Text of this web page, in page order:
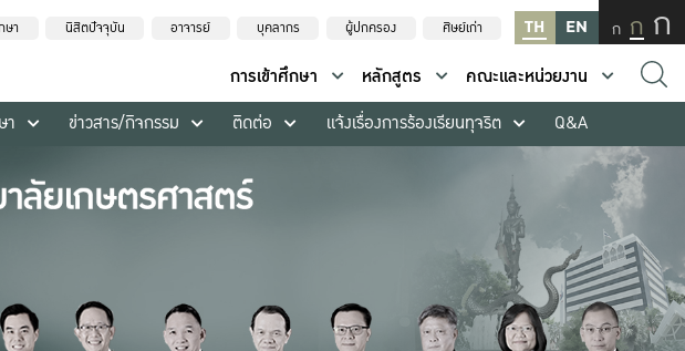
ษา นิสิตปัจจุบัน อาจารย์ บุคลากร ผู้ปกครอง ศิษย์เก่า TH EN ก ก ก
การเข้าศึกษา หลักสูตร
คณะและหน่วยงาน
า ข่าวสาร/กิจกรรม ติดต่อ แจ้งเรื่องการร้องเรียนทุจริต Q&A